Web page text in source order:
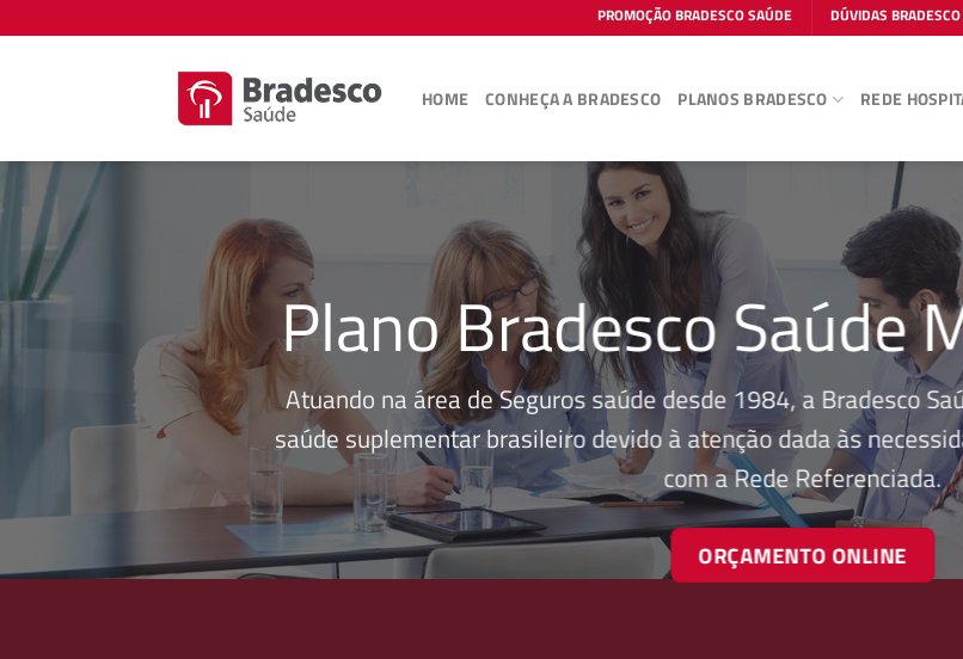
to
PROMOÇÃO BRADESCO SAÚDE DÚVIDAS
HOME CONHEÇA A BRADESCO PLANOS BRADESCO REDE
Plano Bradesco Saúde
Atuando na área de Seguros saúde desde 1984, a Bradesco
saúde suplementar brasileiro devido à atenção dada às
com a Rede Referenciada.
ORÇAMENTO ONLINE